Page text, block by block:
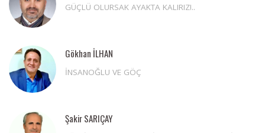
GÜÇLÜ OLURSAK AYAKTA KALIRIZ!..
Gökhan İLHAN
İNSANOĞLU VE GÖÇ
Şakir SARIÇAY